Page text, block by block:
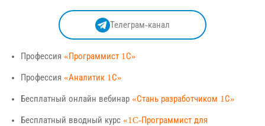
Телеграм-канал
Профессия «Программист 1С»
Профессия «Аналитик 1С»
Бесплатный онлайн вебинар «Стань разработчиком 1С»
Бесплатный вводный курс «1C-Программист для